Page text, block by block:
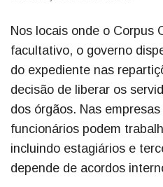
Nos locais onde o Corpus
facultativo, o governo
do expediente nas
decisão de liberar os
dos órgãos. Nas
funcionários podem
incluindo estagiários e
depende de acordos